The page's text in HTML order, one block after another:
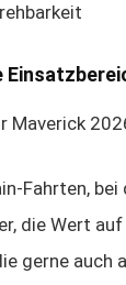
Maverick
Fahrten,
die Wert
gerne